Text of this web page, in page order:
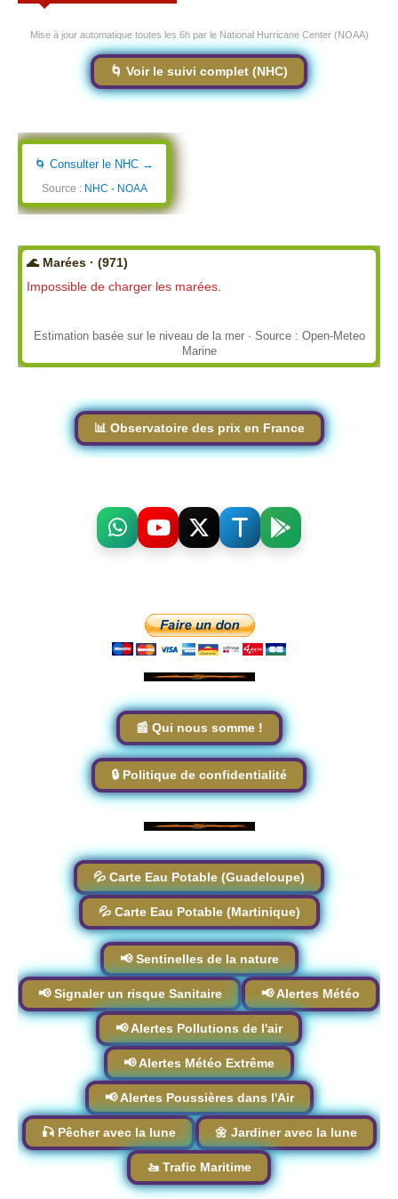
Mise à jour automatique toutes les 6h par le National Hurricane Center (NOAA)
🌀 Voir le suivi complet (NHC)
🌀 Consulter le NHC →
Source : NHC - NOAA
🌊 Marées · (971)
Impossible de charger les marées.
Estimation basée sur le niveau de la mer · Source : Open-Meteo
Marine
📊 Observatoire des prix en France
📰 Qui nous somme !
🔒 Politique de confidentialité
💦 Carte Eau Potable (Guadeloupe)
💦 Carte Eau Potable (Martinique)
📢 Sentinelles de la nature
📢 Signaler un risque Sanitaire 📢 Alertes Météo
📢 Alertes Pollutions de l'air
📢 Alertes Météo Extrême
📢 Alertes Poussières dans l'Air
🎣 Pêcher avec la lune 🌼 Jardiner avec la lune
🚤 Trafic Maritime